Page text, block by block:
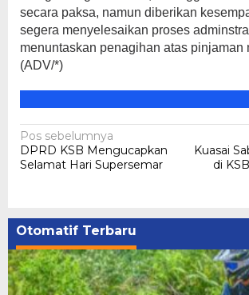
secara paksa, namun diberikan
segera menyelesaikan proses
menuntaskan penagihan atas pinjaman
(ADV/*)
Navigasi
pos
Pos sebelumnya
DPRD KSB Mengucapkan
Selamat Hari Supersemar
Kuasai
di
Otomatif Terbaru